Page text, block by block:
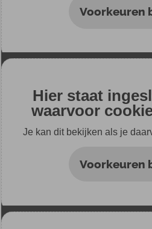
Voorkeuren
Hier staat
waarvoor
Je kan dit bekijken als je
Voorkeuren